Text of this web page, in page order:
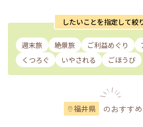
したいことを指定して絞
週末旅 絶景旅 ご利益めぐり
くつろぐ
いやされる ごほうび
福井県 のおすす